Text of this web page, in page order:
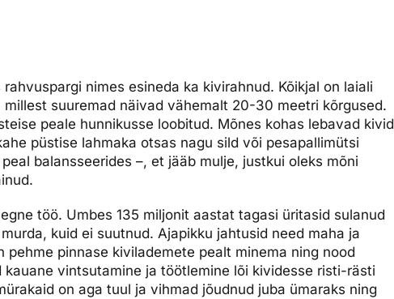
nimes esineda ka kivirahnud. Kõikjal on laiali
suuremad näivad vähemalt 20-30 meetri kõrgused.
peale hunnikusse loobitud. Mõnes kohas lebavad kivid
püstise lahmaka otsas nagu sild või pesapallimütsi
balansseerides –, et jääb mulje, justkui oleks mõni
töö. Umbes 135 miljonit aastat tagasi üritasid sulanud
kuid ei suutnud. Ajapikku jahtusid need maha ja
pehme pinnase kivilademete pealt minema ning nood
kauane vintsutamine ja töötlemine lõi kividesse risti-rästi
on aga tuul ja vihmad jõudnud juba ümaraks ning